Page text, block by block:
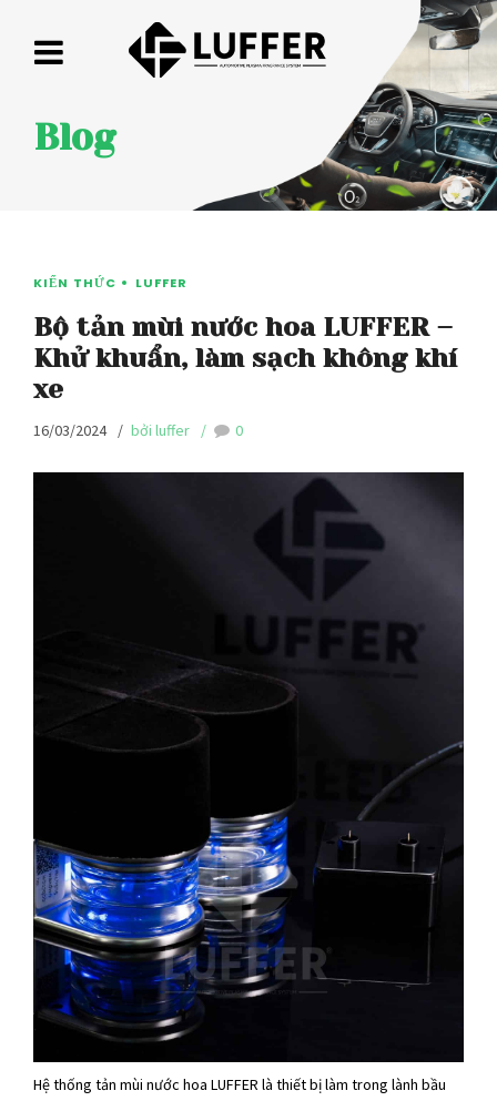
Blog
KIẾN THỨC LUFFER
Bộ tản mùi nước hoa LUFFER –
Khử khuẩn, làm sạch không khí
xe
16/03/2024 bởi luffer 0
Hệ thống tản mùi nước hoa LUFFER là thiết bị làm trong lành bầu